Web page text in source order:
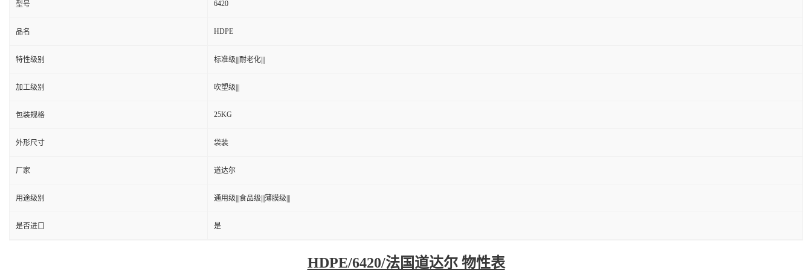
型号 6420
品名 HDPE
特性级别 标准级|||耐老化|||
加工级别 吹塑级|||
包装规格 25KG
外形尺寸 袋装
厂家 道达尔
用途级别 通用级|||食品级|||薄膜级|||
是否进口 是
HDPE/6420/法国道达尔 物性表